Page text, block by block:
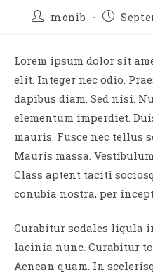
monib
Lorem ipsum dolor sit
elit. Integer nec odio.
dapibus diam. Sed nisi.
elementum imperdiet.
mauris. Fusce nec tellus
Mauris massa.
Class aptent taciti
conubia nostra, per
Curabitur sodales ligula
lacinia nunc. Curabitur
Aenean quam. In